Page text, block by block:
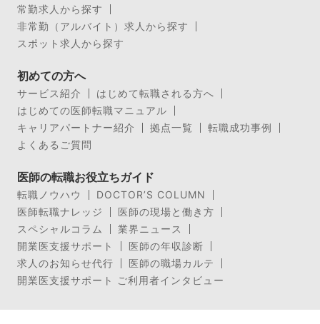
常勤求人から探す
非常勤（アルバイト）求人から探す
スポット求人から探す
初めての方へ
サービス紹介
はじめて転職される方へ
はじめての医師転職マニュアル
キャリアパートナー紹介
拠点一覧
転職成功事例
よくあるご質問
医師の転職お役立ちガイド
転職ノウハウ
DOCTOR’S COLUMN
医師転職ナレッジ
医師の現場と働き方
スペシャルコラム
業界ニュース
開業医支援サポート
医師の年収診断
求人のお知らせ代行
医師の職場カルテ
開業医支援サポート ご利用者インタビュー